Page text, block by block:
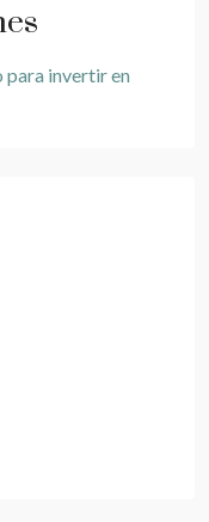
para invertir en